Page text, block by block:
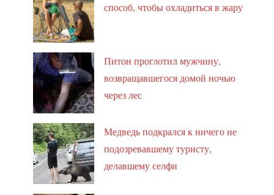
способ, чтобы охладиться в жару
Питон проглотил мужчину,
возвращавшегося домой ночью
через лес
Медведь подкрался к ничего не
подозревавшему туристу,
делавшему селфи